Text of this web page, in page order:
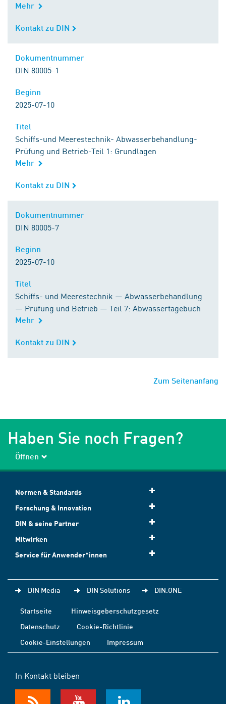
Mehr
Kontakt zu DIN
Kontakt zu DIN
Dokumentnummer
DIN 80005-1
Beginn
2025-07-10
Titel
Schiffs-und Meerestechnik- Abwasserbehandlung-
Prüfung und Betrieb-Teil 1: Grundlagen
Mehr
Kontakt zu DIN
Kontakt zu DIN
Dokumentnummer
DIN 80005-7
Beginn
2025-07-10
Titel
Schiffs- und Meerestechnik — Abwasserbehandlung
— Prüfung und Betrieb — Teil 7: Abwassertagebuch
Mehr
Kontakt zu DIN
Kontakt zu DIN
Zum Seitenanfang
Haben Sie noch Fragen?
Öffnen
Normen & Standards
Forschung & Innovation
DIN & seine Partner
Mitwirken
Service für Anwender*innen
DIN Media DIN Solutions DIN.ONE
Startseite
Hinweisgeberschutzgesetz
Datenschutz
Cookie-Richtlinie
Cookie-Einstellungen
Impressum
In Kontakt bleiben